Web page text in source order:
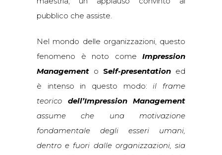
pubblico che assiste.
Nel mondo delle organizzazioni, questo
fenomeno è noto come Impression
Management o Self-presentation ed
è intenso in questo modo:il frame
teorico dell’Impression Management
assume che una motivazione
fondamentale degli esseri umani,
dentro e fuori dalle organizzazioni, sia